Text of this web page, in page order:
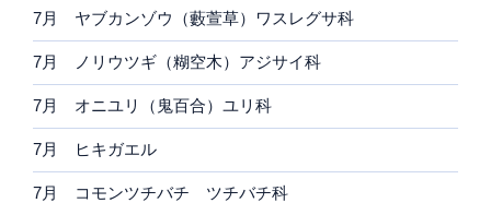
7月 ヤブカンゾウ（藪萱草）ワスレグサ科
7月 ノリウツギ（糊空木）アジサイ科
7月 オニユリ（鬼百合）ユリ科
7月 ヒキガエル
7月 コモンツチバチ ツチバチ科